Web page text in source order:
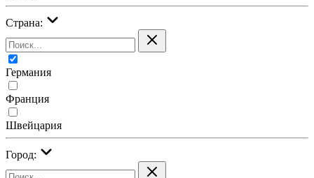
Страна:
Германия
Франция
Швейцария
Город: